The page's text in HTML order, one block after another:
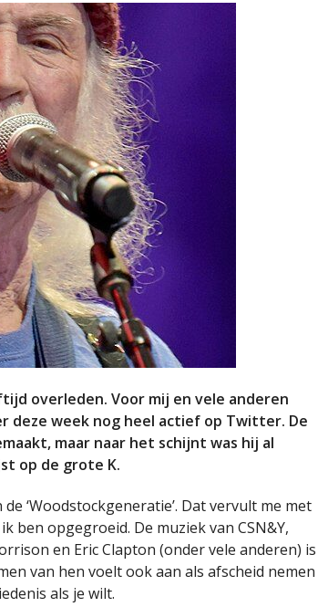
overleden. Voor mij en vele anderen
deze week nog heel actief op Twitter. De
maar naar het schijnt was hij al
op de grote K.
‘Woodstockgeneratie’. Dat vervult me met
ben opgegroeid. De muziek van CSN&Y,
en Eric Clapton (onder vele anderen) is
van hen voelt ook aan als afscheid nemen
als je wilt.